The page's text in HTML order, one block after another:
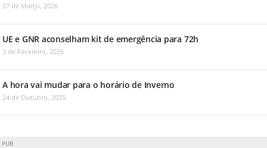
27 de Março, 2026
UE e GNR aconselham kit de emergência para 72h
3 de Fevereiro, 2026
A hora vai mudar para o horário de Inverno
24 de Outubro, 2025
PUB